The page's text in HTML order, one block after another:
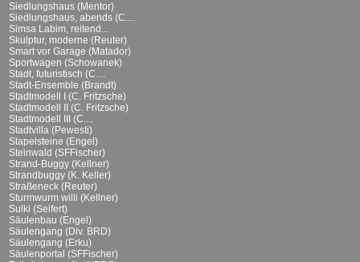
Siedlungshaus (Mentor)
Siedlungshaus, abends (C....
Simsa Labim, reitend...
Skulptur, moderne (Reuter)
Smart vor Garage (Matador)
Sportwagen (Schowanek)
Stadt, futuristisch (C....
Stadt-Ensemble (Brandt)
Stadtmodell I (C. Fritzsche)
Stadtmodell II (C. Fritzsche)
Stadtmodell III (C....
Stadtvilla (Pewesti)
Stapelsteine (Engel)
Steinwald (SFFischer)
Strand-Buggy (Kellner)
Strandbuggy (K. Keller)
Straßeneck (Reuter)
Sturmwurm willi (Kellner)
Sulki (Seifert)
Säulenbau (Engel)
Säulengang (Div. BRD)
Säulengang (Erku)
Säulenportal (SFFischer)